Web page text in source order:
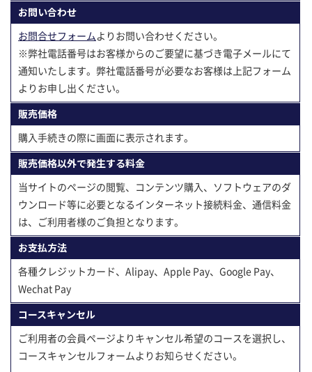
お問い合わせ
お問合せフォームよりお問い合わせください。
※弊社電話番号はお客様からのご要望に基づき電子メールにて
通知いたします。弊社電話番号が必要なお客様は上記フォーム
よりお申し出ください。
販売価格
購入手続きの際に画面に表示されます。
販売価格以外で発生する料金
当サイトのページの閲覧、コンテンツ購入、ソフトウェアのダ
ウンロード等に必要となるインターネット接続料金、通信料金
は、ご利用者様のご負担となります。
お支払方法
各種クレジットカード、Alipay、Apple Pay、Google Pay、
Wechat Pay
コースキャンセル
ご利用者の会員ページよりキャンセル希望のコースを選択し、
コースキャンセルフォームよりお知らせください。